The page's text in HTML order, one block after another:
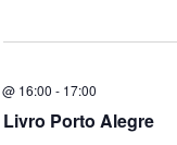
Porto Alegre
16:00 - 17:00